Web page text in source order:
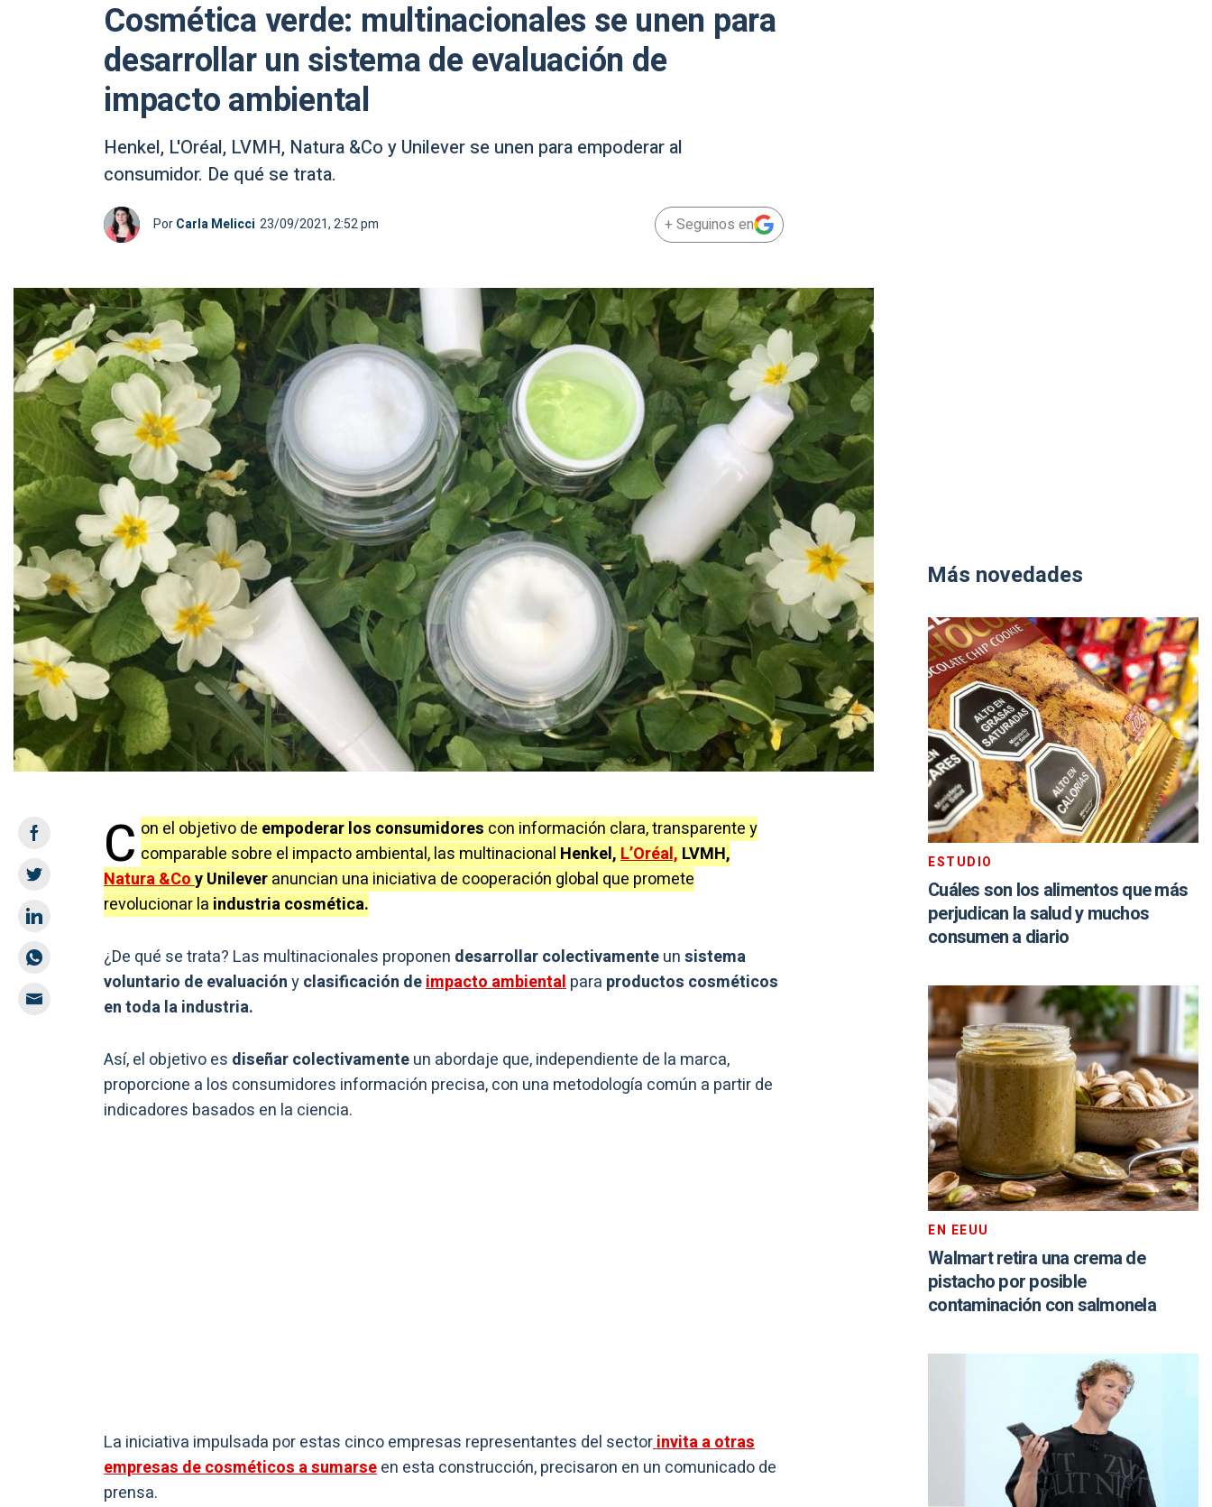
Cosmética verde: multinacionales se unen para
desarrollar un sistema de evaluación de
impacto ambiental
Henkel, L'Oréal, LVMH, Natura &Co y Unilever se unen para empoderar al
consumidor. De qué se trata.
PorCarla Melicci 23/09/2021, 2:52 pm + Seguinos en
C on el objetivo de empoderar los consumidores con información clara, transparente y
comparable sobre el impacto ambiental, las multinacional Henkel,L’Oréal, LVMH,
Natura &Coy Unileveranuncian una iniciativa de cooperación global que promete
revolucionar la industria cosmética.
¿De qué se trata? Las multinacionales proponen desarrollar colectivamenteunsistema
voluntario de evaluaciónyclasificación deimpacto ambientalpara productos cosméticos
en toda la industria.
Así, el objetivo es diseñar colectivamenteun abordaje que, independiente de la marca,
proporcione a los consumidores información precisa, con una metodología común a partir de
indicadores basados en la ciencia.
La iniciativa impulsada por estas cinco empresas representantes del sectorinvita a otras
empresas de cosméticos a sumarseen esta construcción, precisaron en un comunicado de
prensa.
Más novedades
ESTUDIO
Cuáles son los alimentos que más
perjudican la salud y muchos
consumen a diario
EN EEUU
Walmart retira una crema de
pistacho por posible
contaminación con salmonela